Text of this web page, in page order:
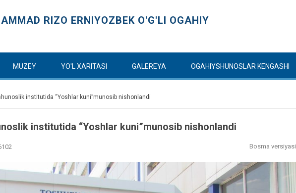
RIZO ERNIYOZBEK O'G'LI OGAHIY
MUZEY YO'L XARITASI GALEREYA OGAHIYSHUNOSLAR KENGASHI
institutida “Yoshlar kuni”munosib nishonlandi
institutida “Yoshlar kuni”munosib nishonlandi
Bosma versiyasi